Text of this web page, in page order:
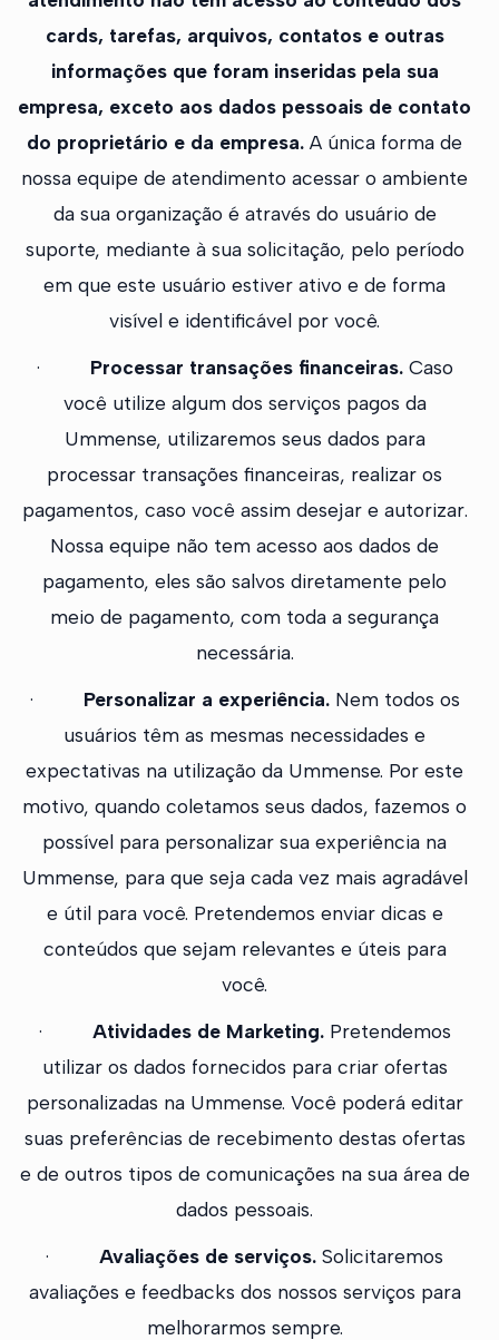
cards, tarefas, arquivos, contatos e outras
informações que foram inseridas pela sua
empresa, exceto aos dados pessoais de contato
do proprietário e da empresa. A única forma de
nossa equipe de atendimento acessar o ambiente
da sua organização é através do usuário de
suporte, mediante à sua solicitação, pelo período
em que este usuário estiver ativo e de forma
visível e identificável por você.
· Processar transações financeiras.Caso
você utilize algum dos serviços pagos da
Ummense, utilizaremos seus dados para
processar transações financeiras, realizar os
pagamentos, caso você assim desejar e autorizar.
Nossa equipe não tem acesso aos dados de
pagamento, eles são salvos diretamente pelo
meio de pagamento, com toda a segurança
necessária.
·
Personalizar a experiência. Nem todos os
usuários têm as mesmas necessidades e
expectativas na utilização da Ummense. Por este
motivo, quando coletamos seus dados, fazemos o
possível para personalizar sua experiência na
Ummense, para que seja cada vez mais agradável
e útil para você. Pretendemos enviar dicas e
conteúdos que sejam relevantes e úteis para
você.
·
Atividades de Marketing.Pretendemos
utilizar os dados fornecidos para criar ofertas
personalizadas na Ummense. Você poderá editar
suas preferências de recebimento destas ofertas
e de outros tipos de comunicações na sua área de
dados pessoais.
·Avaliações de serviços. Solicitaremos
avaliações e feedbacks dos nossos serviços para
melhorarmos sempre.